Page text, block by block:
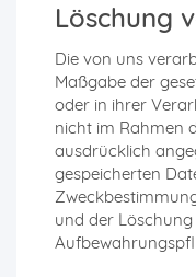
Löschung
Die von uns
Maßgabe der
oder in ihrer
nicht im Rahmen
ausdrücklich
gespeicherten
und der